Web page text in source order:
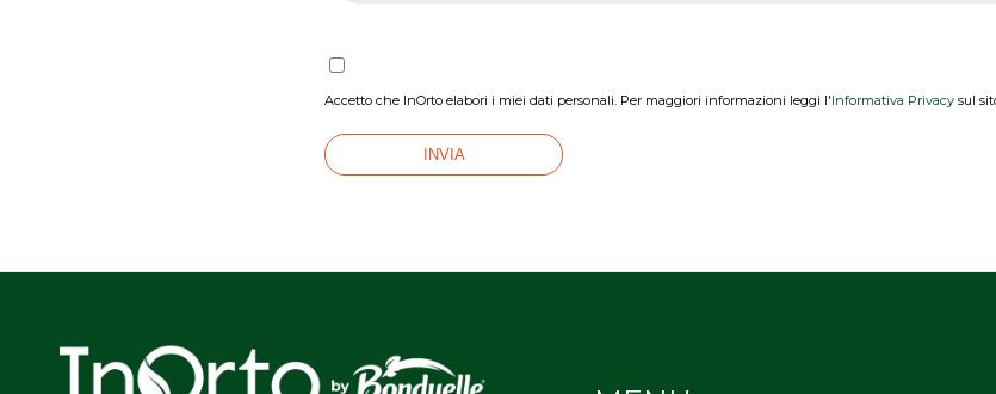
Accetto che InOrto elabori i miei dati personali. Per maggiori informazioni leggi l'Informativa Privacy sul